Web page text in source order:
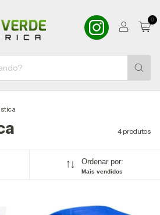
0
4 produtos
Ordenar por:
Mais vendidos